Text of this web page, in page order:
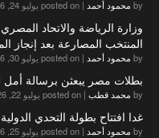
by محمود أحمد | posted on يوليو 24, 2026
وزارة الرياضة والاتحاد
المنتخب المصارعة بعد إنجاز
by محمود أحمد | posted on يوليو 30, 2026
بطلات مصر يبعثن برسالة أمل
by محمد قطب | posted on يوليو 22, 2026
غدا افتتاح بطولة التحدي الدولية
by محمود أحمد | posted on يوليو 25, 2026